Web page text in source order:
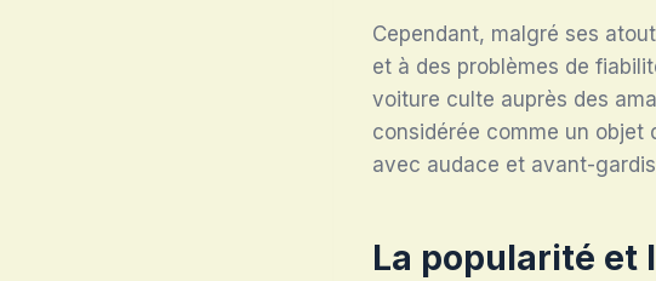
Cependant, malgré ses
et à des problèmes de
voiture culte auprès des
considérée comme un objet
avec audace et avant-
La popularité et